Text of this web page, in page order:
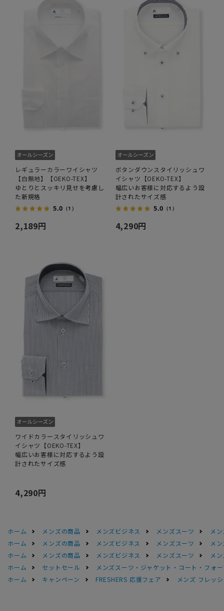
レギュラーカラーワイシャツ
【白無地】【OEKO-TEX】
ゆとりとスッキリ見せを考慮し
た新規格
5.0 （1）
2,189円
ボタンダウンスタイリッシュワ
イシャツ【OEKO-TEX】
幅広いお客様に対応するよう設
計されたサイズ感
5.0 （1）
4,290円
ワイドカラースタイリッシュワ
イシャツ【OEKO-TEX】
幅広いお客様に対応するよう設
計されたサイズ感
4,290円
ホーム メンズの商品 メンズビジネス メンズスーツ
メ
ホーム
メンズの商品 メンズビジネス メンズスーツ
メ
ホーム
メンズの商品 メンズビジネス メンズスーツ
メ
ホーム
セットセール
メンズスーツ・ジャケット・コート・フォ
ホーム
キャンペーン FRESHERS 応援フェア メンズ フレッ